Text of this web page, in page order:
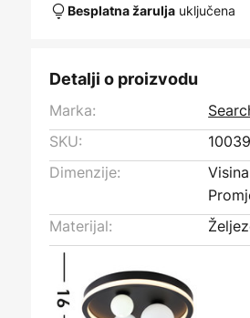
Besplatna žarulja uključena
Detalji o proizvodu
Marka:
SKU:
Dimenzije:
Materijal: